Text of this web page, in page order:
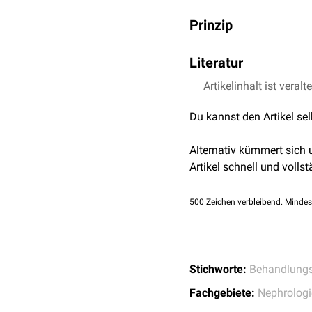
Prinzip
intermittierende
rund um die Uhr an
behandlungsfreien Zeit
Literatur
Dr. S. Zierhut, M.
Artikelinhalt ist
Du kannst den Artikel
Alternativ kümmert sich
Artikel schnell und
500 Zeichen verbleibend.
Stichworte:
Fachgebiete: